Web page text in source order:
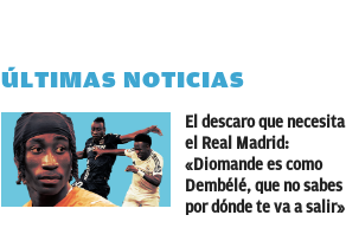
ÚLTIMAS NOTICIAS
El descaro que necesita
el Real Madrid:
«Diomande es como
Dembélé, que no sabes
por dónde te va a salir»